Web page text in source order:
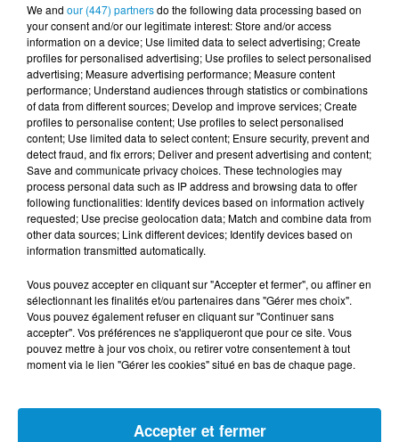
en "Quatre saisons" !
[Happy Beur] Cheb Momo - Oxygène
(live)
[Happy Beur] Cheb Momo - Ndamt 3lik
(live)
[Happy Beur] Cheb Momo, figure
emblématique de la nouvelle scène
We and our (447) partnersdo the following data processing based on
your consent and/or our legitimate interest: Store and/or access
information on a device; Use limited data to select advertising; Create
profiles for personalised advertising; Use profiles to select personalised
advertising; Measure advertising performance; Measure content
performance; Understand audiences through statistics or combinations
of data from different sources; Develop and improve services; Create
profiles to personalise content; Use profiles to select personalised
content; Use limited data to select content; Ensure security, prevent and
detect fraud, and fix errors; Deliver and present advertising and content;
Save and communicate privacy choices. These technologies may
process personal data such as IP address and browsing data to offer
following functionalities: Identify devices based on information actively
requested; Use precise geolocation data; Match and combine data from
other data sources; Link different devices; Identify devices based on
information transmitted automatically.
Vous pouvez accepter en cliquant sur "Accepter et fermer", ou affiner en
sélectionnant les finalités et/ou partenaires dans "Gérer mes choix".
Vous pouvez également refuser en cliquant sur "Continuer sans
accepter". Vos préférences ne s'appliqueront que pour ce site. Vous
pouvez mettre à jour vos choix, ou retirer votre consentement à tout
moment via le lien "Gérer les cookies" situé en bas de chaque page.
Accepter et fermer